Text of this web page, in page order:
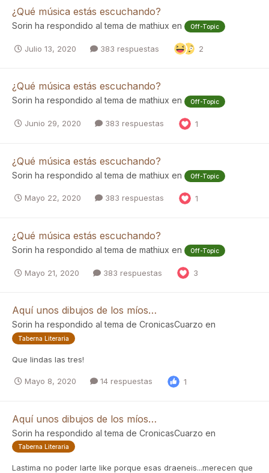
¿Qué música estás escuchando?
Sorin ha respondido al tema de mathiux en Off-Topic
Julio 13, 2020 383 respuestas 2
¿Qué música estás escuchando?
Sorin ha respondido al tema de mathiux en Off-Topic
Junio 29, 2020 383 respuestas 1
¿Qué música estás escuchando?
Sorin ha respondido al tema de mathiux en Off-Topic
Mayo 22, 2020 383 respuestas 1
¿Qué música estás escuchando?
Sorin ha respondido al tema de mathiux en Off-Topic
Mayo 21, 2020 383 respuestas 3
Aquí unos dibujos de los míos…
Sorin ha respondido al tema de CronicasCuarzo en
Taberna Literaria
Que lindas las tres!
Mayo 8, 2020 14 respuestas 1
Aquí unos dibujos de los míos…
Sorin ha respondido al tema de CronicasCuarzo en
Taberna Literaria
Lastima no poder larte like porque esas draeneis...merecen que